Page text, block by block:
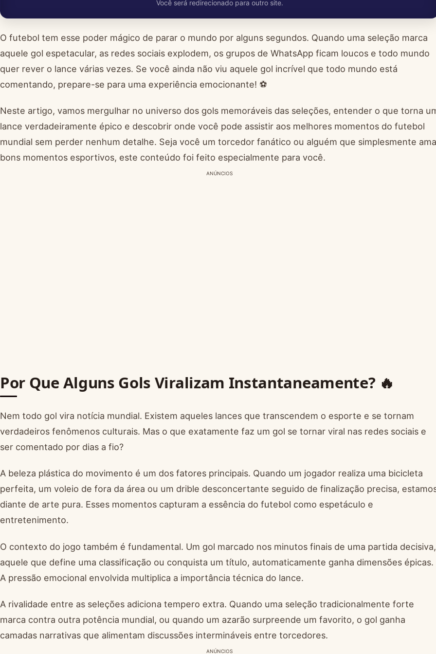
Você será redirecionado para outro site.
O futebol tem esse poder mágico de parar o mundo por alguns segundos. Quando uma seleção marca
aquele gol espetacular, as redes sociais explodem, os grupos de WhatsApp ficam loucos e todo mundo
quer rever o lance várias vezes. Se você ainda não viu aquele gol incrível que todo mundo está
comentando, prepare-se para uma experiência emocionante! ⚽
Neste artigo, vamos mergulhar no universo dos gols memoráveis das seleções, entender o que torna
lance verdadeiramente épico e descobrir onde você pode assistir aos melhores momentos do futebol
mundial sem perder nenhum detalhe. Seja você um torcedor fanático ou alguém que simplesmente ama
bons momentos esportivos, este conteúdo foi feito especialmente para você.
ANÚNCIOS
Por Que Alguns Gols Viralizam Instantaneamente? 🔥
Nem todo gol vira notícia mundial. Existem aqueles lances que transcendem o esporte e se tornam
verdadeiros fenômenos culturais. Mas o que exatamente faz um gol se tornar viral nas redes sociais e
ser comentado por dias a fio?
A beleza plástica do movimento é um dos fatores principais. Quando um jogador realiza uma bicicleta
perfeita, um voleio de fora da área ou um drible desconcertante seguido de finalização precisa,
diante de arte pura. Esses momentos capturam a essência do futebol como espetáculo e
entretenimento.
O contexto do jogo também é fundamental. Um gol marcado nos minutos finais de uma partida decisiva,
aquele que define uma classificação ou conquista um título, automaticamente ganha dimensões épicas.
A pressão emocional envolvida multiplica a importância técnica do lance.
A rivalidade entre as seleções adiciona tempero extra. Quando uma seleção tradicionalmente forte
marca contra outra potência mundial, ou quando um azarão surpreende um favorito, o gol ganha
camadas narrativas que alimentam discussões intermináveis entre torcedores.
ANÚNCIOS